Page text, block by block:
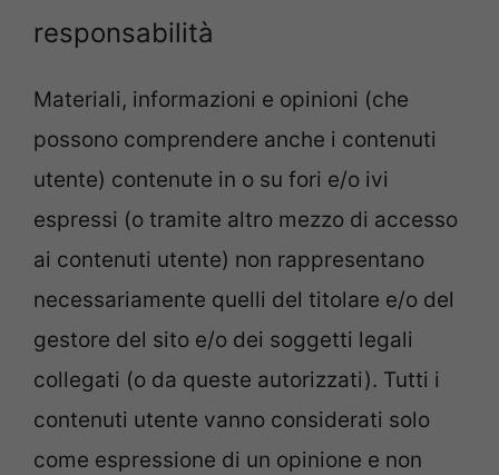
responsabilità
Materiali, informazioni e opinioni (che
possono comprendere anche i contenuti
utente) contenute in o su fori e/o ivi
espressi (o tramite altro mezzo di accesso
ai contenuti utente) non rappresentano
necessariamente quelli del titolare e/o del
gestore del sito e/o dei soggetti legali
collegati (o da queste autorizzati). Tutti i
contenuti utente vanno considerati solo
come espressione di un opinione e non